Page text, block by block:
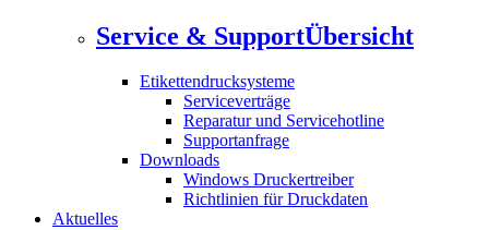
Service & SupportÜbersicht
Etikettendrucksysteme
Serviceverträge
Reparatur und Servicehotline
Supportanfrage
Downloads
Windows Druckertreiber
Richtlinien für Druckdaten
Aktuelles